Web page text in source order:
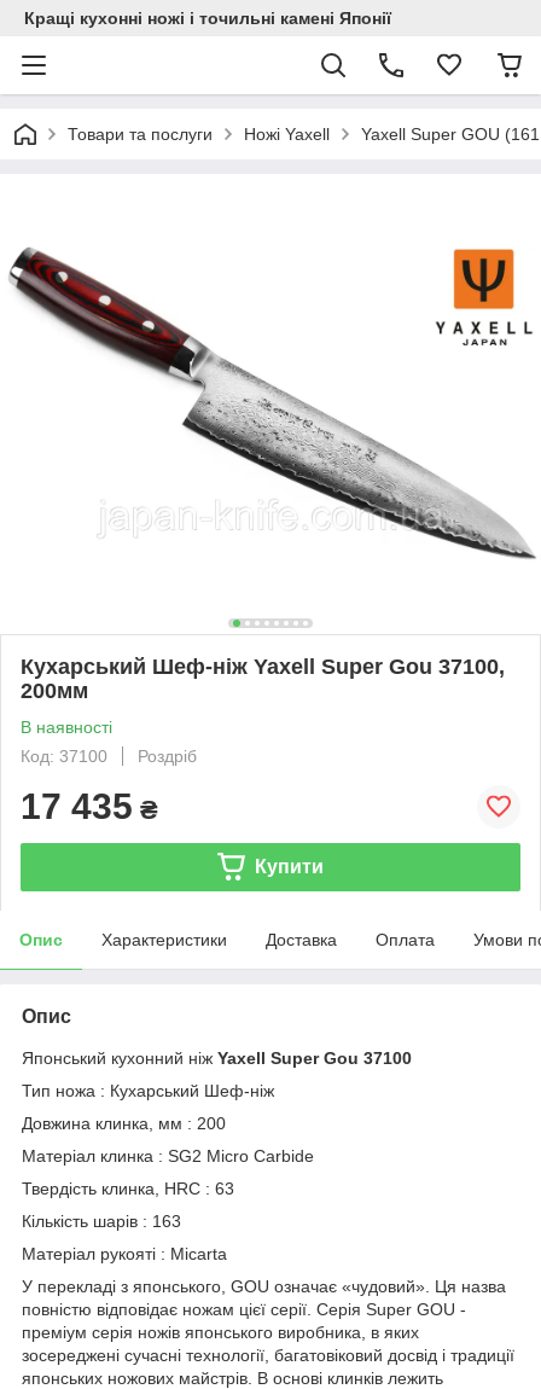
Кращі кухонні ножі і точильні камені Японії
Товари та послуги Ножі Yaxell Yaxell Super GOU
Кухарський Шеф-ніж Yaxell Super Gou 37100,
200мм
В наявності
Код: 37100
Роздріб
17 435 ₴
Купити
Опис Характеристики Доставка Оплата Умови
Опис
Японський кухонний ніж Yaxell Super Gou 37100
Тип ножа : Кухарський Шеф-ніж
Довжина клинка, мм : 200
Матеріал клинка : SG2 Micro Carbide
Твердість клинка, HRC : 63
Кількість шарів : 163
Матеріал рукояті : Micarta
У перекладі з японського, GOU означає «чудовий». Ця назва
повністю відповідає ножам цієї серії. Серія Super GOU -
преміум серія ножів японського виробника, в яких
зосереджені сучасні технології, багатовіковий досвід і традиції
японських ножових майстрів. В основі клинків лежить